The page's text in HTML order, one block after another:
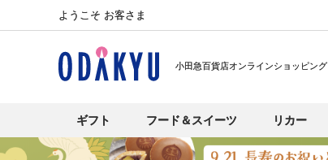
ようこそ お客さま
小田急百貨店オンラインショッピング
ギフト フード＆スイーツ リカー